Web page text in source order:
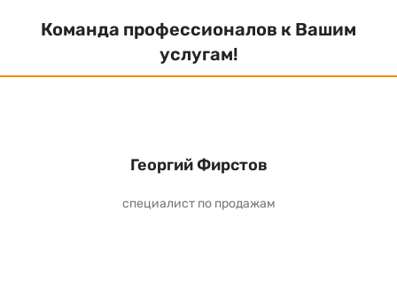
Команда профессионалов к Вашим
услугам!
Георгий Фирстов
специалист по продажам